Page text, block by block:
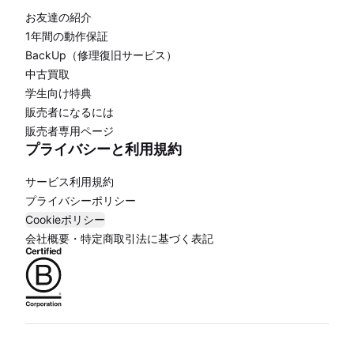
お友達の紹介
1年間の動作保証
BackUp（修理復旧サービス）
中古買取
学生向け特典
販売者になるには
販売者専用ページ
プライバシーと利用規約
サービス利用規約
プライバシーポリシー
Cookieポリシー
会社概要・特定商取引法に基づく表記